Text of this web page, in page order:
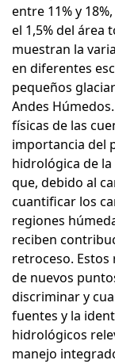
entre 11% y
el 1,5% del área
muestran la
en diferentes
pequeños
Andes
físicas de las
importancia del
hidrológica de
que, debido al
cuantificar los
regiones
reciben
retroceso.
de nuevos
discriminar y
fuentes y la
hidrológicos
manejo